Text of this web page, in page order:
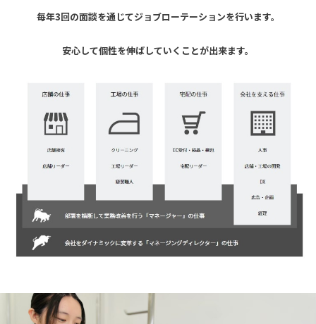
毎年3回の面談を通じてジョブローテーションを行います。
安心して個性を伸ばしていくことが出来ます。